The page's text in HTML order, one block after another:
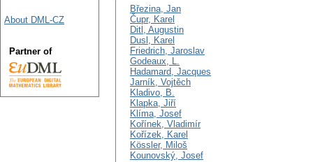
Březina, Jan
Čupr, Karel
Ditl, Augustin
Dusl, Karel
Friedrich, Jaroslav
Godeaux, L.
Hadamard, Jacques
Jarník, Vojtěch
Kladivo, B.
Klapka, Jiří
Klíma, Josef
Kořínek, Vladimír
Kořízek, Karel
Kössler, Miloš
Kounovský, Josef
About DML-CZ
Partner of